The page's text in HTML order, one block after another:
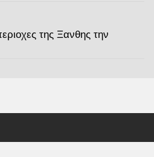
της Ξανθης την